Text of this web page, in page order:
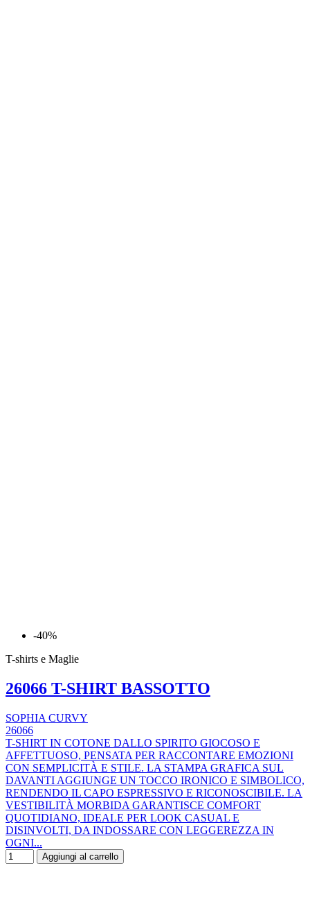
-40%
T-shirts e Maglie
26066 T-SHIRT BASSOTTO
SOPHIA CURVY
26066
T-SHIRT IN COTONE DALLO SPIRITO GIOCOSO E
AFFETTUOSO, PENSATA PER RACCONTARE EMOZIONI
CON SEMPLICITÀ E STILE. LA STAMPA GRAFICA SUL
DAVANTI AGGIUNGE UN TOCCO IRONICO E SIMBOLICO,
RENDENDO IL CAPO ESPRESSIVO E RICONOSCIBILE. LA
VESTIBILITÀ MORBIDA GARANTISCE COMFORT
QUOTIDIANO, IDEALE PER LOOK CASUAL E
DISINVOLTI, DA INDOSSARE CON LEGGEREZZA IN
OGNI...
Aggiungi al carrello